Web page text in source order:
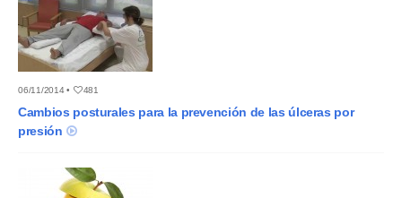
06/11/2014 • 481
Cambios posturales para la prevención de las úlceras por
presión